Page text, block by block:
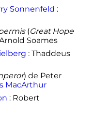
Sonnenfeld :
(Great Hope
Soames
: Thaddeus
) de Peter
MacArthur
: Robert